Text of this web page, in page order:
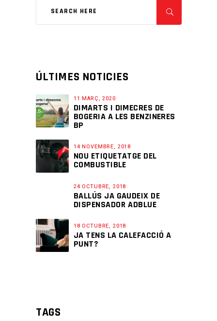
ÚLTIMES NOTICIES
11 MARÇ, 2020
DIMARTS I DIMECRES DE
BOGERIA A LES BENZINERES
BP
14 NOVEMBRE, 2018
NOU ETIQUETATGE DEL
COMBUSTIBLE
24 OCTUBRE, 2018
BALLÚS JA GAUDEIX DE
DISPENSADOR ADBLUE
18 OCTUBRE, 2018
JA TENS LA CALEFACCIÓ A
PUNT?
TAGS